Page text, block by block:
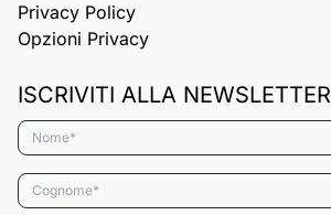
Privacy Policy
Opzioni Privacy
ISCRIVITI ALLA NEWSLETTER
Nome*
Cognome*